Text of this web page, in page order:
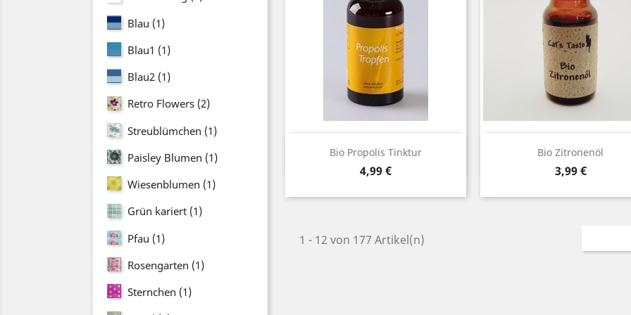
Blau (1)
Blau1 (1)
Blau2 (1)
Retro Flowers (2)
Streublümchen (1)
Paisley Blumen (1)
Wiesenblumen (1)
Grün kariert (1)
Pfau (1)
Rosengarten (1)
Sternchen (1)
Bio Propolis Tinktur
Preis
4,99 €
Vorschau Bio Zitronenöl
Preis
3,99 €
Vorschau
1 - 12 von 177 Artikel(n)